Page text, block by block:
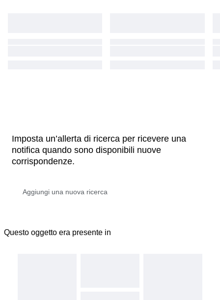
Imposta un’allerta di ricerca per ricevere una
notifica quando sono disponibili nuove
corrispondenze.
Questo oggetto era presente in